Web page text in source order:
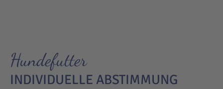
Hundefutter
INDIVIDUELLE ABSTIMMUNG